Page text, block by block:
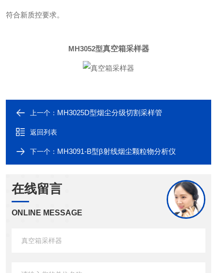
符合新质控要求。
MH3052型真空箱采样器
上一个： MH3025D型烟尘分级切割采样管
返回列表
下一个： MH3091-B型β射线烟尘颗粒物分析仪
在线留言
ONLINE MESSAGE